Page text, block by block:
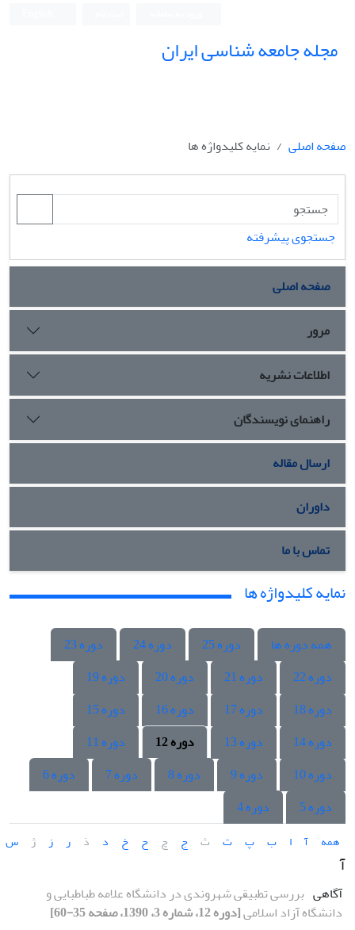
مجله جامعه شناسی ایران
صفحه اصلی نمایه کلیدواژه ها
جستجوی پیشرفته
صفحه اصلی
مرور
اطلاعات نشریه
راهنمای نویسندگان
ارسال مقاله
داوران
تماس با ما
نمایه کلیدواژه ها
همه دوره ها دوره 25 دوره 24
دوره 23
دوره 22
دوره 21 دوره 20
دوره 19
دوره 18
دوره 17 دوره 16
دوره 15
دوره 14
دوره 13 دوره 12
دوره 11
دوره 10
دوره 9 دوره 8 دوره 7
دوره 6
دوره 5
دوره 4
همه آ ا ب پ ت ث ج چ ح خ د ذ ر ز ژ س
آ
آگاهى بررسى تطبیقى شهروندى در دانشگاه علامه طباطبایى و
دانشگاه آزاد اسلامى[دوره 12، شماره 3، 1390، صفحه 35-60]